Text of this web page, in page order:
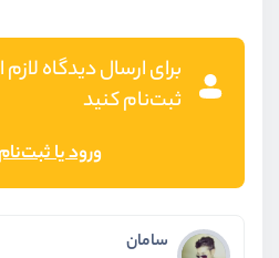
برای ارسال دیدگاه
ثبت‌نام کنید
ورود یا ثبت‌نام
سامان